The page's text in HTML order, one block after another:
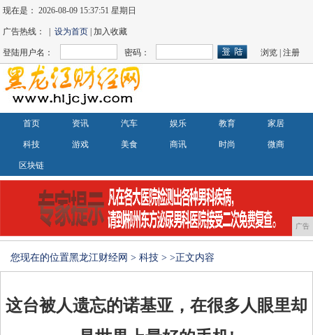
现在是：2026-08-09 15:37:51 星期日
广告热线： |设为首页 | 加入收藏
登陆用户名： 密码： 浏览 |注册
首页 资讯 汽车 娱乐 教育 家居
科技 游戏 美食 商讯 时尚 微商
区块链
广告
您现在的位置黑龙江财经网 > 科技 > >正文内容
这台被人遗忘的诺基亚，在很多人眼里却